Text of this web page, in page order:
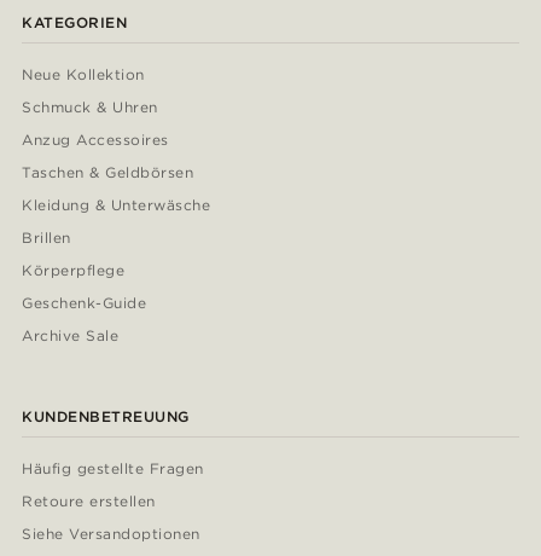
KATEGORIEN
Neue Kollektion
Schmuck & Uhren
Anzug Accessoires
Taschen & Geldbörsen
Kleidung & Unterwäsche
Brillen
Körperpflege
Geschenk-Guide
Archive Sale
KUNDENBETREUUNG
Häufig gestellte Fragen
Retoure erstellen
Siehe Versandoptionen